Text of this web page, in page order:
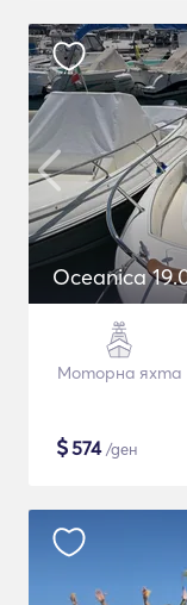
Oceanica
Моторна яхта
$574/ден